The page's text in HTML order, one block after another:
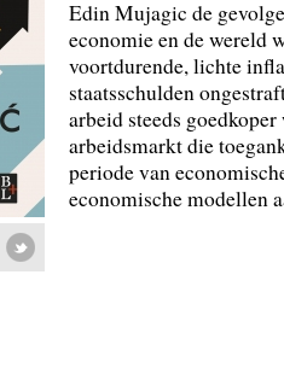
Edin Mujagic de
economie en de wereld
voortdurende, lichte
staatsschulden
arbeid steeds
arbeidsmarkt die
periode van
economische modellen